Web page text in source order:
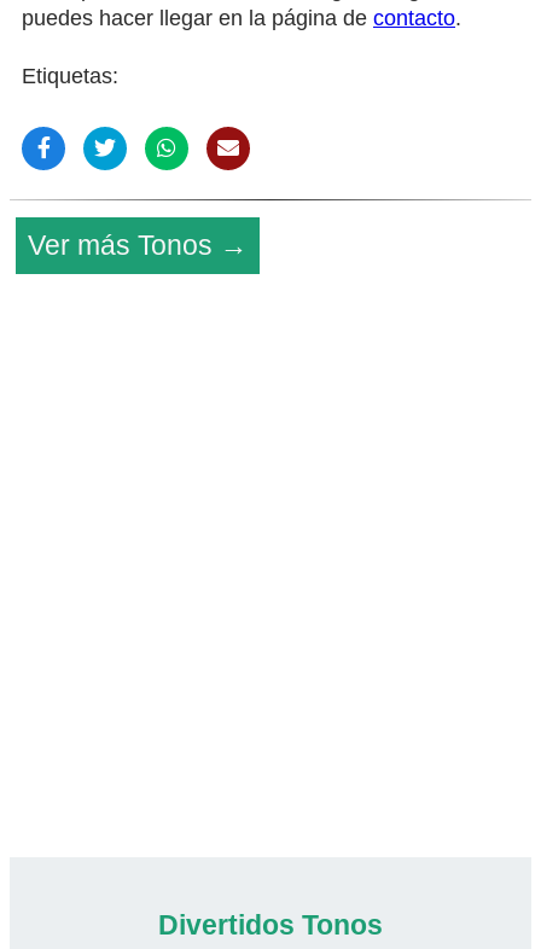
puedes hacer llegar en la página de contacto.
Etiquetas:
Ver más Tonos →
Divertidos Tonos